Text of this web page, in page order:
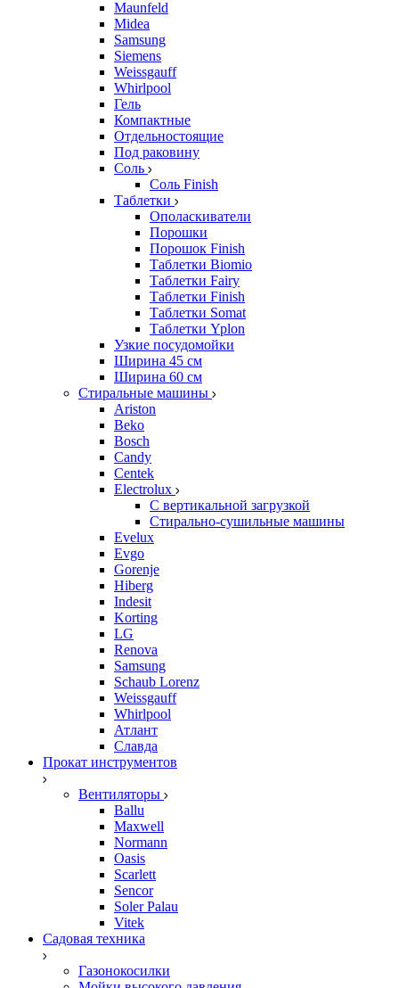
Maunfeld
Midea
Samsung
Siemens
Weissgauff
Whirlpool
Гель
Компактные
Отдельностоящие
Под раковину
Соль
Соль Finish
Таблетки
Ополаскиватели
Порошки
Порошок Finish
Таблетки Biomio
Таблетки Fairy
Таблетки Finish
Таблетки Somat
Таблетки Yplon
Узкие посудомойки
Ширина 45 см
Ширина 60 см
Стиральные машины
Ariston
Beko
Bosch
Candy
Centek
Electrolux
С вертикальной загрузкой
Стирально-сушильные машины
Evelux
Evgo
Gorenje
Hiberg
Indesit
Korting
LG
Renova
Samsung
Schaub Lorenz
Weissgauff
Whirlpool
Атлант
Славда
Прокат инструментов
Вентиляторы
Ballu
Maxwell
Normann
Oasis
Scarlett
Sencor
Soler Palau
Vitek
Садовая техника
Газонокосилки